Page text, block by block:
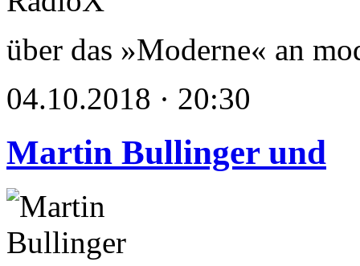
über das »Moderne« an
04.10.2018 · 20:30
Martin Bullinger und